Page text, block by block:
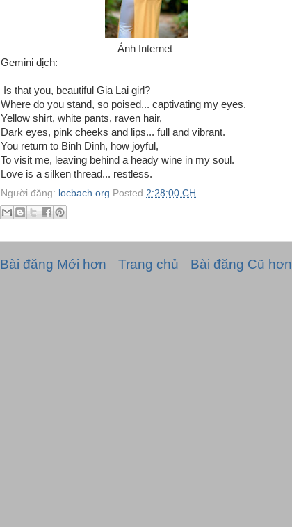
Ảnh Internet
Gemini dịch:
Is that you, beautiful Gia Lai girl?
Where do you stand, so poised... captivating my eyes.
Yellow shirt, white pants, raven hair,
Dark eyes, pink cheeks and lips... full and vibrant.
You return to Binh Dinh, how joyful,
To visit me, leaving behind a heady wine in my soul.
Love is a silken thread... restless.
Người đăng: locbach.org Posted 2:28:00 CH
Bài đăng Mới hơn Bài đăng Cũ hơn
Trang chủ